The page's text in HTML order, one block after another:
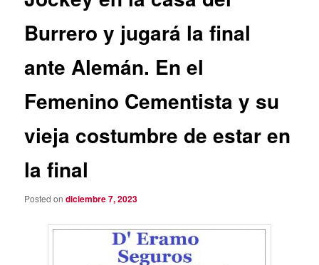
Burrero y jugará la final
ante Alemán. En el
Femenino Cementista y su
vieja costumbre de estar en
la final
Posted ondiciembre 7, 2023